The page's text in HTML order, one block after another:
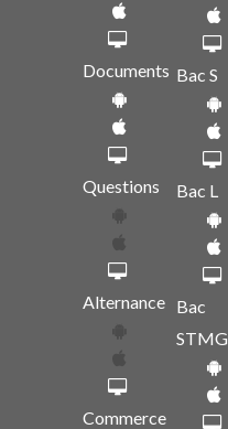
Documents
Questions
Alternance
Commerce
Bac S
Bac L
Bac
STMG